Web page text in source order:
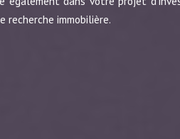
recherche immobilière.